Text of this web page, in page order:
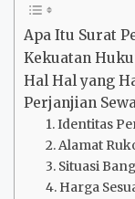
Apa Itu Surat
Kekuatan
Hal Hal yang
Perjanjian
1. Identitas
2. Alamat
3. Situasi
4. Harga